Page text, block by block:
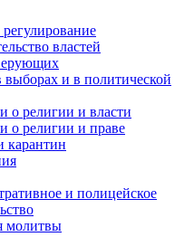
властей
выборах и в политической
о религии и власти
о религии и праве
карантин
и полицейское
молитвы